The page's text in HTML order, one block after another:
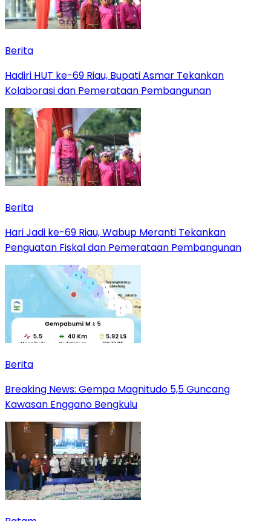
Berita
Hadiri HUT ke-69 Riau, Bupati Asmar Tekankan
Kolaborasi dan Pemerataan Pembangunan
Berita
Hari Jadi ke-69 Riau, Wabup Meranti Tekankan
Penguatan Fiskal dan Pemerataan Pembangunan
Berita
Breaking News: Gempa Magnitudo 5,5 Guncang
Kawasan Enggano Bengkulu